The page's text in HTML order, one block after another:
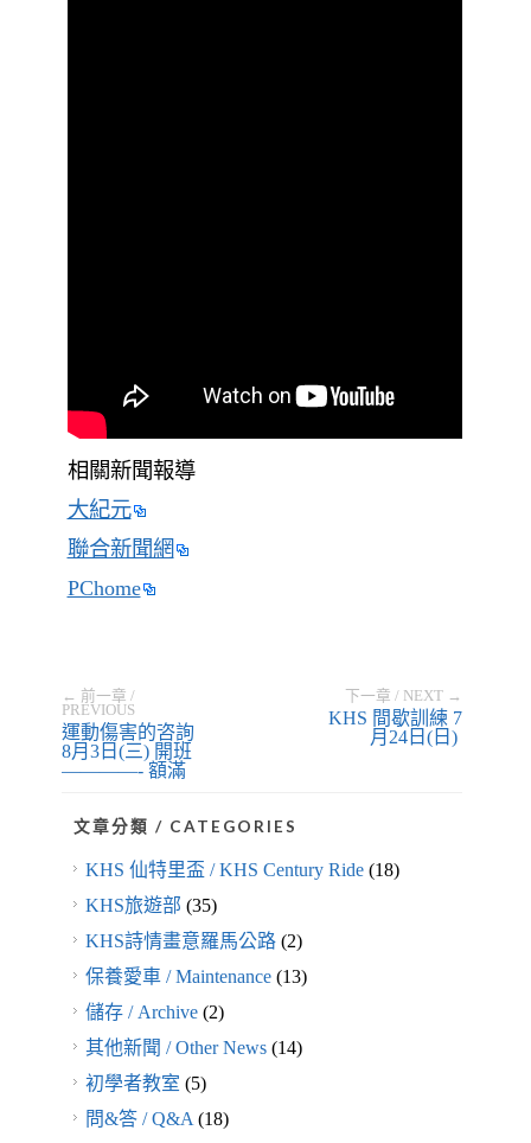
相關新聞報導
大紀元
聯合新聞網
PChome
← 前一章 /
PREVIOUS
運動傷害的咨詢
8月3日(三) 開班
————- 額滿
下一章 / NEXT →
KHS 間歇訓練 7
月24日(日)
文章分類 / CATEGORIES
KHS 仙特里盃 / KHS Century Ride(18)
KHS旅遊部 (35)
KHS詩情畫意羅馬公路(2)
保養愛車 / Maintenance(13)
儲存 / Archive(2)
其他新聞 / Other News(14)
初學者教室 (5)
問&答 / Q&A(18)